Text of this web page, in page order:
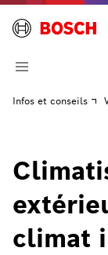
Infos et conseils
climat